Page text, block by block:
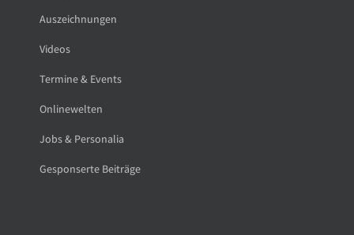
Auszeichnungen
Videos
Termine & Events
Onlinewelten
Jobs & Personalia
Gesponserte Beiträge